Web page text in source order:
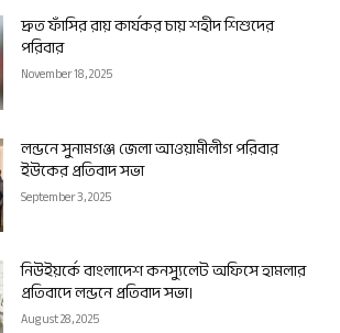
দ্রুত ফাঁসির রায় কার্যকর চায় শহীদ শিশুদের
পরিবার
November 18, 2025
লন্ডনে সুনামগঞ্জ জেলা আওয়ামীলীগ পরিবার
ইউকের প্রতিবাদ সভা
September 3, 2025
নিউইয়র্কে বাংলাদেশ কনস্যুলেট অফিসে হামলার
প্রতিবাদে লন্ডনে প্রতিবাদ সভা।
August 28, 2025